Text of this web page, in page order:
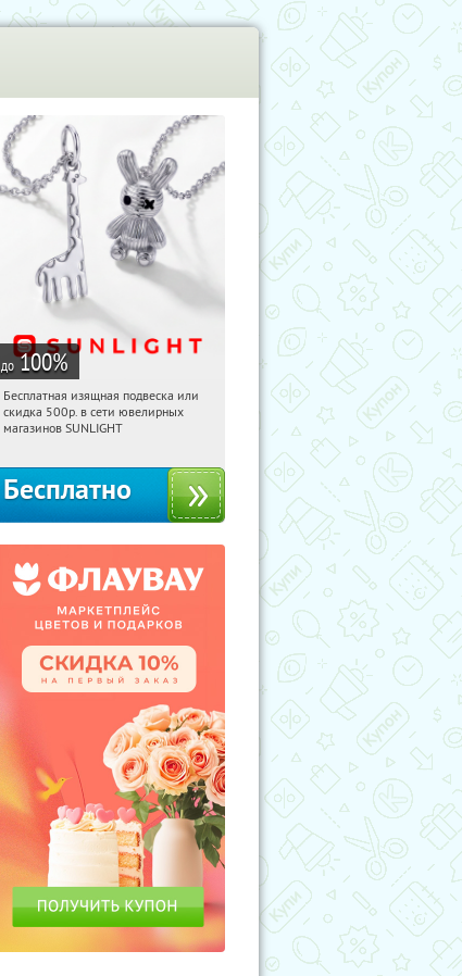
до 100%
20:35:08 Получили:
Россия
Бесплатная изящная подвеска или
скидка 500р. в сети ювелирных
магазинов SUNLIGHT
Бесплатно